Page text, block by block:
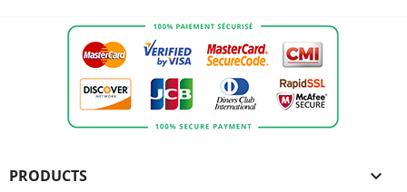
PRODUCTS 